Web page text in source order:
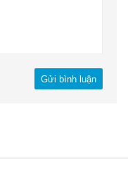
Gửi bình luận